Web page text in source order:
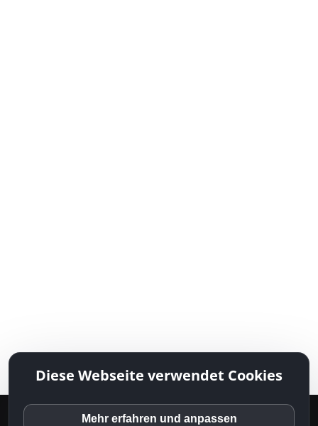
© 2026 Dipupo |Kontakt|Impressum
Diese Webseite verwendet Cookies
Diese Website oder ihre Tools von Drittanbietern
verarbeiten personenbezogene Daten (z. B.
Mehr erfahren und anpassen